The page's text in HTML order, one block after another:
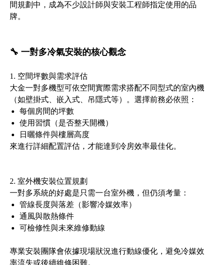
間規劃中，成為不少設計師與安裝工程師指定使用的品
牌。
🔧 一對多冷氣安裝的核心觀念
1. 空間坪數與需求評估
大金一對多機型可依空間實際需求搭配不同型式的室內機
（如壁掛式、嵌入式、吊隱式等）。選擇前務必依照：
每個房間的坪數
使用習慣（是否整天開機）
日曬條件與樓層高度
來進行詳細配置評估，才能達到冷房效率最佳化。
2. 室外機安裝位置規劃
一對多系統的好處是只需一台室外機，但仍須考量：
管線長度與落差（影響冷媒效率）
通風與散熱條件
可檢修性與未來維修動線
專業安裝團隊會依據現場狀況進行動線優化，避免冷媒效
率流失或後續維修困難。